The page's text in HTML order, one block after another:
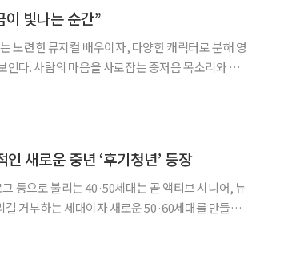
빛나는 순간”
노련한 뮤지컬 배우이자, 다양한 캐릭터로 분해 영
다. 사람의 마음을 사로잡는 중저음 목소리와 귀
새로운 중년 ‘후기청년’ 등장
등으로 불리는 40·50세대는 곧 액티브 시니어, 뉴
길 거부하는 세대이자 새로운 50·60세대를 만들어